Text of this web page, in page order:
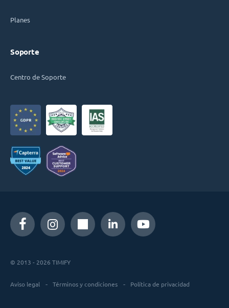
Planes
Soporte
Centro de Soporte
© 2013 - 2026 TIMIFY
Aviso legal Términos y condiciones Política de privacidad